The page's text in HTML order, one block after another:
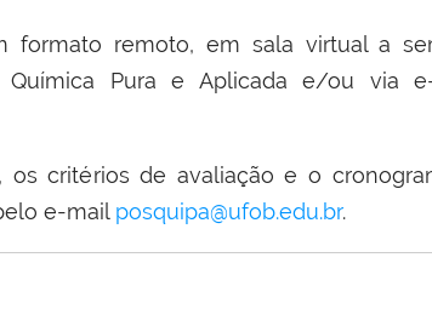
formato remoto, em sala virtual a
Química Pura e Aplicada e/ou via
os critérios de avaliação e o
e-mail posquipa@ufob.edu.br.